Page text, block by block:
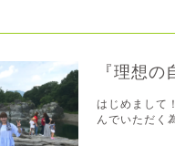
『理想
はじめまして
んでいただく